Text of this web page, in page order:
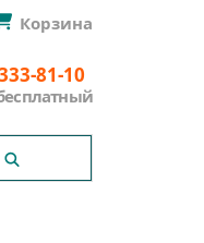
Корзина
81-10